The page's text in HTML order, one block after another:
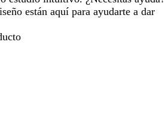
están aquí para ayudarte a dar